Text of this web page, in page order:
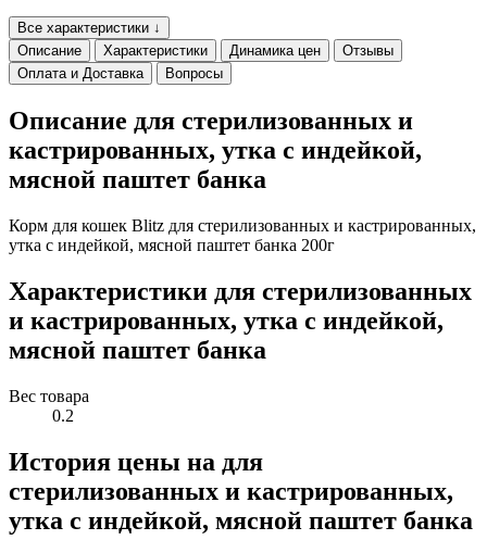
Все характеристики ↓
Описание
Характеристики Динамика цен
Отзывы
Оплата и Доставка
Вопросы
Описание для стерилизованных и
кастрированных, утка с индейкой,
мясной паштет банка
Корм для кошек Blitz для стерилизованных и кастрированных,
утка с индейкой, мясной паштет банка 200г
Характеристики для стерилизованных
и кастрированных, утка с индейкой,
мясной паштет банка
Вес товара
0.2
История цены на для
стерилизованных и кастрированных,
утка с индейкой, мясной паштет банка